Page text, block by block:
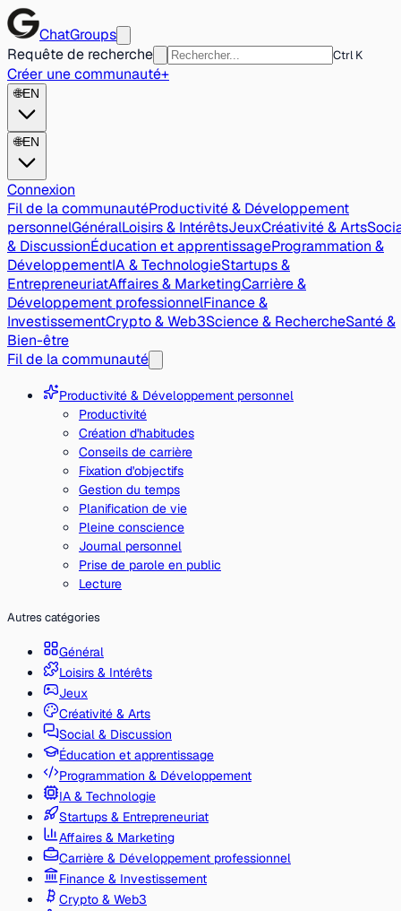
ChatGroups
Requête de recherche
Ctrl K
Créer une communauté+
🌐EN
🌐EN
Connexion
Fil de la communautéProductivité & Développement
personnelGénéralLoisirs & IntérêtsJeuxCréativité & Arts
& DiscussionÉducation et apprentissageProgrammation &
DéveloppementIA & TechnologieStartups &
EntrepreneuriatAffaires & MarketingCarrière &
Développement professionnelFinance &
InvestissementCrypto & Web3Science & RechercheSanté &
Bien-être
Fil de la communauté
Productivité & Développement personnel
Productivité
Création d'habitudes
Conseils de carrière
Fixation d'objectifs
Gestion du temps
Planification de vie
Pleine conscience
Journal personnel
Prise de parole en public
Lecture
Autres catégories
Général
Loisirs & Intérêts
Jeux
Créativité & Arts
Social & Discussion
Éducation et apprentissage
Programmation & Développement
IA & Technologie
Startups & Entrepreneuriat
Affaires & Marketing
Carrière & Développement professionnel
Finance & Investissement
Crypto & Web3